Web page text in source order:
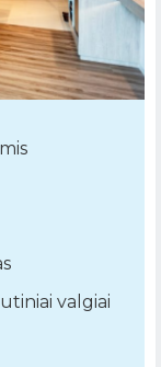
valgiai